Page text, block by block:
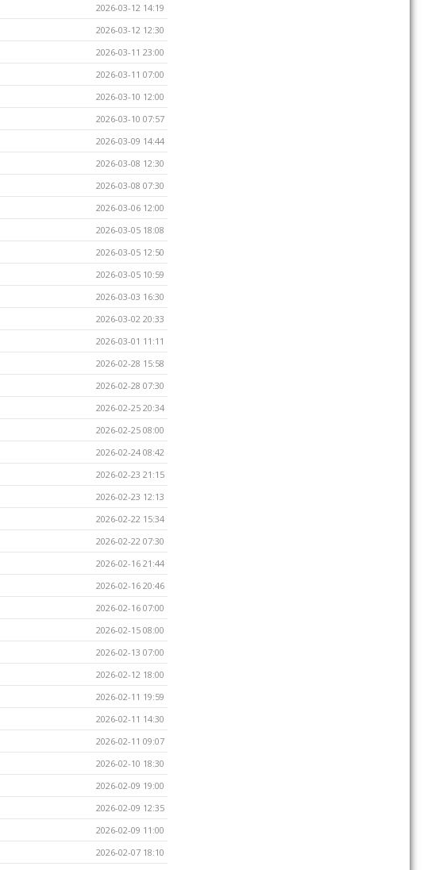
2026-03-12 14:19
2026-03-12 12:30
2026-03-11 23:00
2026-03-11 07:00
2026-03-10 12:00
2026-03-10 07:57
2026-03-09 14:44
2026-03-08 12:30
2026-03-08 07:30
2026-03-06 12:00
2026-03-05 18:08
2026-03-05 12:50
2026-03-05 10:59
2026-03-03 16:30
2026-03-02 20:33
2026-03-01 11:11
2026-02-28 15:58
2026-02-28 07:30
2026-02-25 20:34
2026-02-25 08:00
2026-02-24 08:42
2026-02-23 21:15
2026-02-23 12:13
2026-02-22 15:34
2026-02-22 07:30
2026-02-16 21:44
2026-02-16 20:46
2026-02-16 07:00
2026-02-15 08:00
2026-02-13 07:00
2026-02-12 18:00
2026-02-11 19:59
2026-02-11 14:30
2026-02-11 09:07
2026-02-10 18:30
2026-02-09 19:00
2026-02-09 12:35
2026-02-09 11:00
2026-02-07 18:10